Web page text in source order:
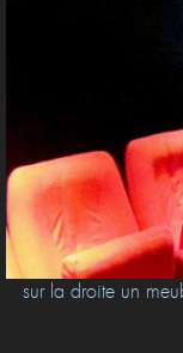
sur la droite un